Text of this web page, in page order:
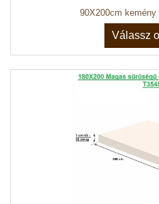
90X200cm
Válassz